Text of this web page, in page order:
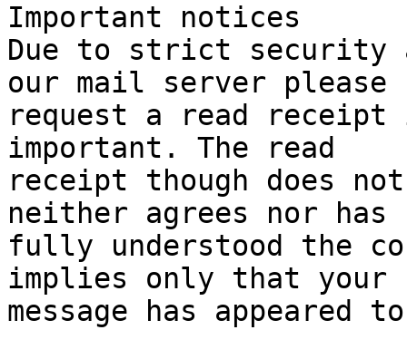
Important notices
Due to strict security
our mail server please
request a read
important. The read
receipt though does
neither agrees nor has
fully understood the
implies only that your
message has appeared